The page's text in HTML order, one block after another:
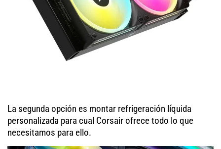
La segunda opción es montar refrigeración líquida
personalizada para cual Corsair ofrece todo lo que
necesitamos para ello.